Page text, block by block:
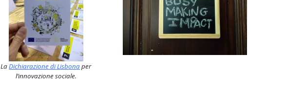
LaDichiarazione di Lisbonaper
l’innovazione sociale.